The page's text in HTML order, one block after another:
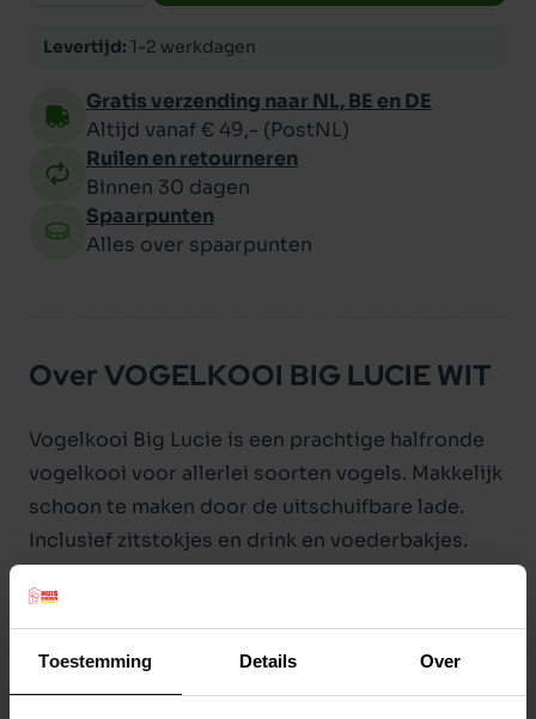
Toestemming Details Over
Levertijd: 1-2 werkdagen
Gratis verzending naar NL, BE en DE
Altijd vanaf € 49,- (PostNL)
Ruilen en retourneren
Binnen 30 dagen
Spaarpunten
Alles over spaarpunten
Over VOGELKOOI BIG LUCIE WIT
Vogelkooi Big Lucie is een prachtige halfronde
vogelkooi voor allerlei soorten vogels. Makkelijk
schoon te maken door de uitschuifbare lade.
Inclusief zitstokjes en drink en voederbakjes.
vogelkooistandaard Bob 3 en Jason L.
Kleur: wit
Lees meer